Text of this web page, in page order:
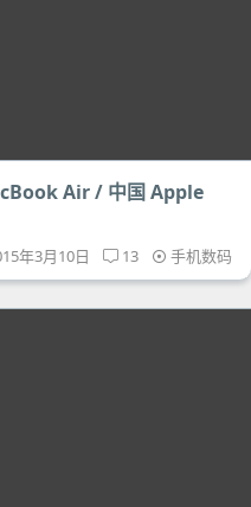
Air / 中国 Apple
年3月10日 13 手机数码